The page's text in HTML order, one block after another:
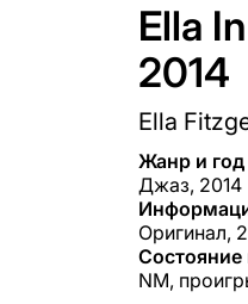
Ella
2014
Ella
Жанр и
Джаз, 2014
Оригинал,
Состояние
NM,